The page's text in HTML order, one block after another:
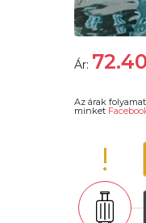
Ár:
Az árak
minket
!